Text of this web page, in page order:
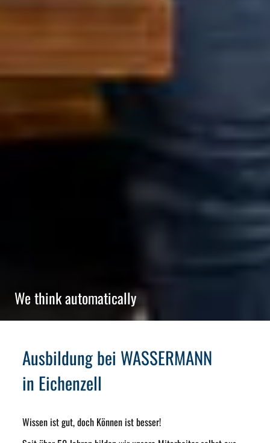
We think automatically
Ausbildung bei WASSERMANN
in Eichenzell
Wissen ist gut, doch Können ist besser!